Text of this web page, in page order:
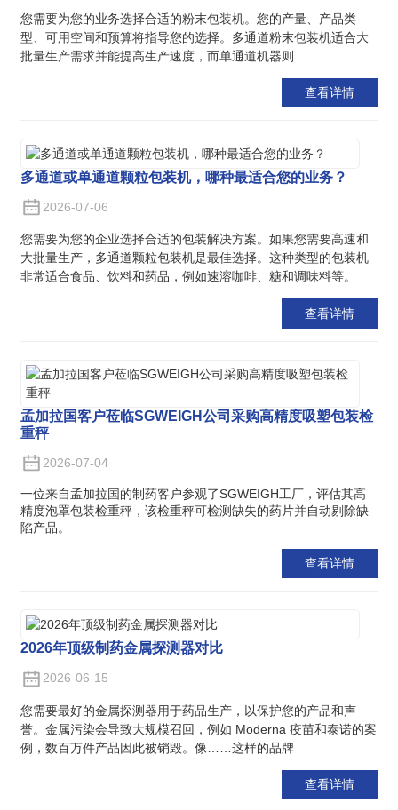
您需要为您的业务选择合适的粉末包装机。您的产量、产品类
型、可用空间和预算将指导您的选择。多通道粉末包装机适合大
批量生产需求并能提高生产速度，而单通道机器则……
查看详情
多通道或单通道颗粒包装机，哪种最适合您的业务？
2026-07-06
您需要为您的企业选择合适的包装解决方案。如果您需要高速和
大批量生产，多通道颗粒包装机是最佳选择。这种类型的包装机
非常适合食品、饮料和药品，例如速溶咖啡、糖和调味料等。
查看详情
孟加拉国客户莅临SGWEIGH公司采购高精度吸塑包装检
重秤
2026-07-04
一位来自孟加拉国的制药客户参观了SGWEIGH工厂，评估其高
精度泡罩包装检重秤，该检重秤可检测缺失的药片并自动剔除缺
陷产品。
查看详情
2026年顶级制药金属探测器对比
2026-06-15
您需要最好的金属探测器用于药品生产，以保护您的产品和声
誉。金属污染会导致大规模召回，例如 Moderna 疫苗和泰诺的案
例，数百万件产品因此被销毁。像……这样的品牌
查看详情